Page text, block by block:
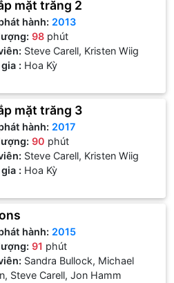
mặt trăng 2
hành: 2013
98 phút
Steve Carell, Kristen Wiig
: Hoa Kỳ
mặt trăng 3
hành: 2017
90 phút
Steve Carell, Kristen Wiig
: Hoa Kỳ
hành: 2015
91 phút
Sandra Bullock, Michael
Steve Carell, Jon Hamm